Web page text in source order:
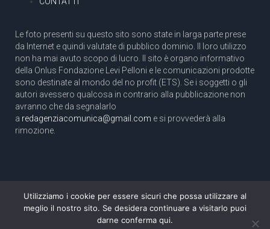
Le foto presenti su questo sito sono state in larga parte prese
da Internet e quindi valutate di pubblico dominio. Il loro utilizzo
non ha mai avuto scopo di lucro. Il sito è organo informativo
della Onlus Fondazione Levi Pelloni e le comunicazioni prodotte
sono destinate al mondo del no profit (ETS). Se i soggetti o gli
autori avessero qualcosa in contrario alla pubblicazione non
avranno che da segnalarlo
a redagenziacomunica@gmail.com e si provvederà alla
rimozione.
Copyright 2003 com.unica - Tutti i diritti riservati
Aut. Tribunale di Roma N. 466/2003 dell'11/11/2003
Utilizziamo i cookie per essere sicuri che possa utilizzare al
meglio il nostro sito. Se desidera continuare a visitarlo puoi
darne conferma qui.